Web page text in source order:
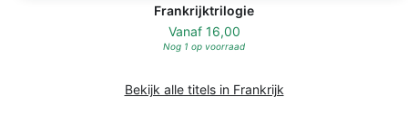
Frankrijktrilogie
Vanaf 16,00
Nog 1 op voorraad
Bekijk alle titels in Frankrijk